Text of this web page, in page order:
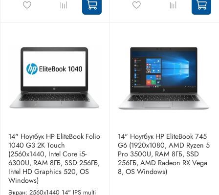
14" Ноутбук HP EliteBook Folio
1040 G3 2K Touch
(2560x1440, Intel Core i5-
6300U, RAM 8ГБ, SSD 256ГБ,
Intel HD Graphics 520, OS
Windows)
Экран: 2560x1440 14" IPS multi
14" Ноутбук HP EliteBook 745
G6 (1920x1080, AMD Ryzen 5
Pro 3500U, RAM 8ГБ, SSD
256ГБ, AMD Radeon RX Vega
8, OS Windows)